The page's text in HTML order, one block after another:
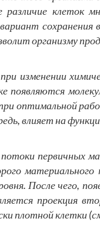
различие клеток
сохранения
организму
изменении
появляются
оптимальной
влияет на
потоки первичных
После чего,
проекция
плотной клетки